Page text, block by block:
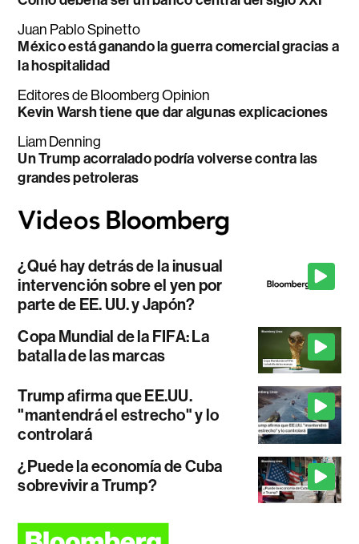
Juan Pablo Spinetto
México está ganando la guerra comercial gracias a
la hospitalidad
Editores de Bloomberg Opinion
Kevin Warsh tiene que dar algunas explicaciones
Liam Denning
Un Trump acorralado podría volverse contra las
grandes petroleras
¿Qué hay detrás de la inusual
intervención sobre el yen por
parte de EE. UU. y Japón?
Copa Mundial de la FIFA: La
batalla de las marcas
Trump afirma que EE.UU.
"mantendrá el estrecho" y lo
controlará
¿Puede la economía de Cuba
sobrevivir a Trump?